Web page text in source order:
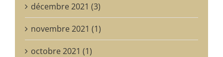
décembre 2021 (3)
novembre 2021 (1)
octobre 2021 (1)